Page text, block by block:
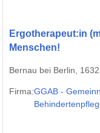
Ergotherapeut:in
Menschen!
Bernau bei Berlin,
Firma:GGAB -